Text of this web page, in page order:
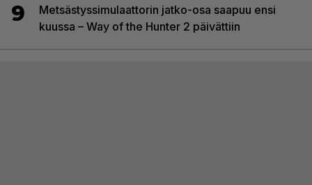
9
Metsästyssimulaattorin jatko-osa saapuu ensi
kuussa – Way of the Hunter 2 päivättiin